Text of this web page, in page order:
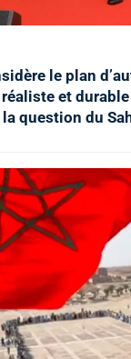
le plan
et
question du